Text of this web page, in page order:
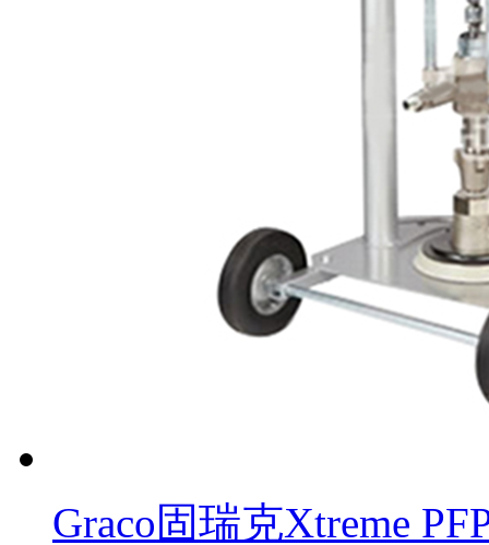
Graco固瑞克Xtreme